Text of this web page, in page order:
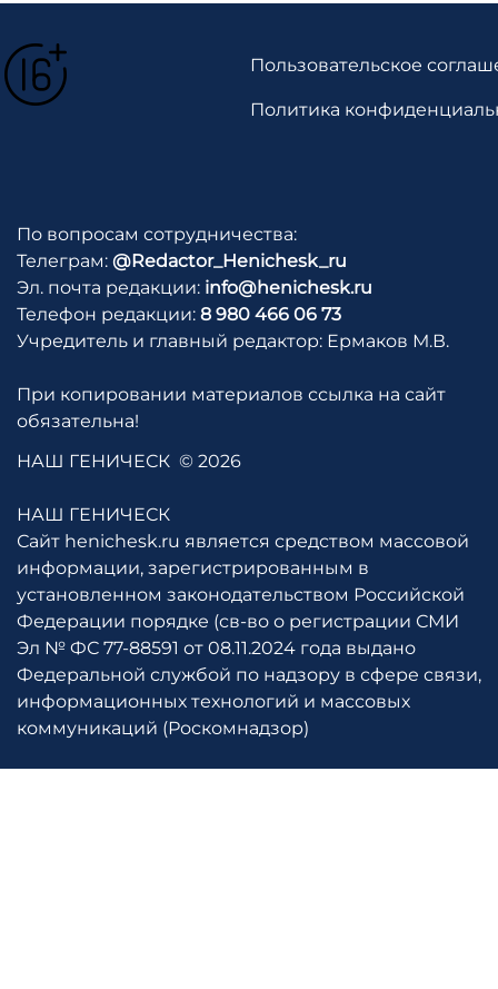
Пользовательское
Политика
По вопросам сотрудничества:
Телеграм: @Redactor_Henichesk_ru
Эл. почта редакции: info@henichesk.ru
Телефон редакции: 8 980 466 06 73
Учредитель и главный редактор: Ермаков М.В.
При копировании материалов ссылка на сайт
обязательна!
НАШ ГЕНИЧЕСК © 2026
НАШ ГЕНИЧЕСК
Сайт henichesk.ru является средством массовой
информации, зарегистрированным в
установленном законодательством Российской
Федерации порядке (св-во о регистрации СМИ
Эл № ФС 77-88591 от 08.11.2024 года выдано
Федеральной службой по надзору в сфере связи,
информационных технологий и массовых
коммуникаций (Роскомнадзор)